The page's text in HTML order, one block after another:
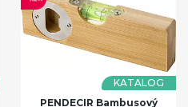
KATALOG
PENDECIR Bambusový